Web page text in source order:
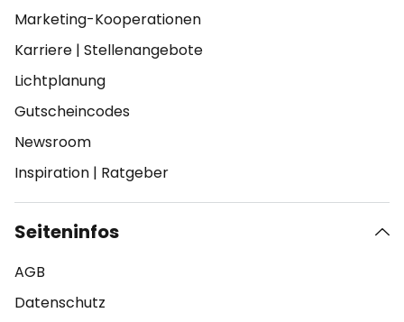
Marketing-Kooperationen
Karriere | Stellenangebote
Lichtplanung
Gutscheincodes
Newsroom
Inspiration | Ratgeber
Seiteninfos
AGB
Datenschutz